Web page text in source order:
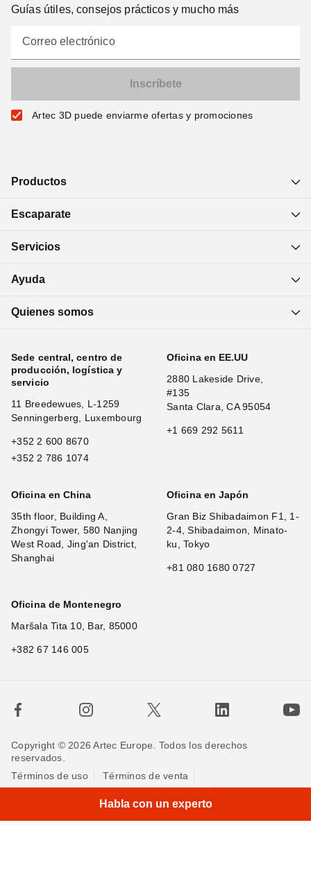
Guías útiles, consejos prácticos y mucho más
Correo electrónico
Artec 3D puede enviarme ofertas y promociones
Productos
Escaparate
Servicios
Ayuda
Quienes somos
Sede central, centro de
producción, logística y
servicio
11 Breedewues, L-1259
Senningerberg, Luxembourg
+352 2 600 8670
+352 2 786 1074
Oficina en EE.UU
2880 Lakeside Drive,
#135
Santa Clara, CA 95054
+1 669 292 5611
Oficina en China
35th floor, Building A,
Zhongyi Tower, 580 Nanjing
West Road, Jing'an District,
Shanghai
Oficina en Japón
Gran Biz Shibadaimon F1, 1-
2-4, Shibadaimon, Minato-
ku, Tokyo
+81 080 1680 0727
Oficina de Montenegro
Maršala Tita 10, Bar, 85000
+382 67 146 005
Copyright © 2026 Artec Europe. Todos los derechos
reservados.
Términos de uso
Términos de venta
Habla con un experto